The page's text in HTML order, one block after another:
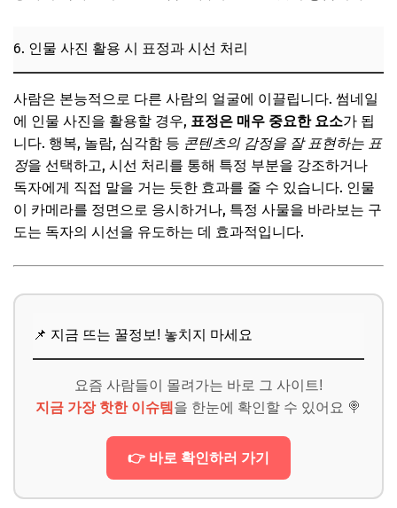
6. 인물 사진 활용 시 표정과 시선 처리
사람은 본능적으로 다른 사람의 얼굴에 이끌립니다. 썸네일
에 인물 사진을 활용할 경우, 표정은 매우 중요한 요소가 됩
니다. 행복, 놀람, 심각함 등 콘텐츠의 감정을 잘 표현하는 표
정을 선택하고, 시선 처리를 통해 특정 부분을 강조하거나
독자에게 직접 말을 거는 듯한 효과를 줄 수 있습니다. 인물
이 카메라를 정면으로 응시하거나, 특정 사물을 바라보는 구
도는 독자의 시선을 유도하는 데 효과적입니다.
📌 지금 뜨는 꿀정보! 놓치지 마세요
요즘 사람들이 몰려가는 바로 그 사이트!
지금 가장 핫한 이슈템 을 한눈에 확인할 수 있어요 🍭
👉 바로 확인하러 가기